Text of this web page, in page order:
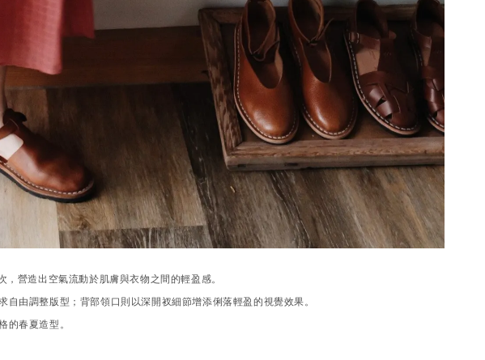
營造出空氣流動於肌膚與衣物之間的輕盈感。
由調整版型；背部領口則以深開衩細節增添俐落輕盈的視覺效果。
春夏造型。